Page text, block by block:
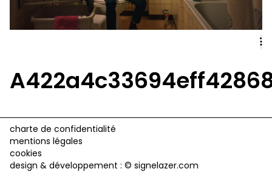
charte de confidentialité
mentions légales
cookies
design & développement : © signelazer.com